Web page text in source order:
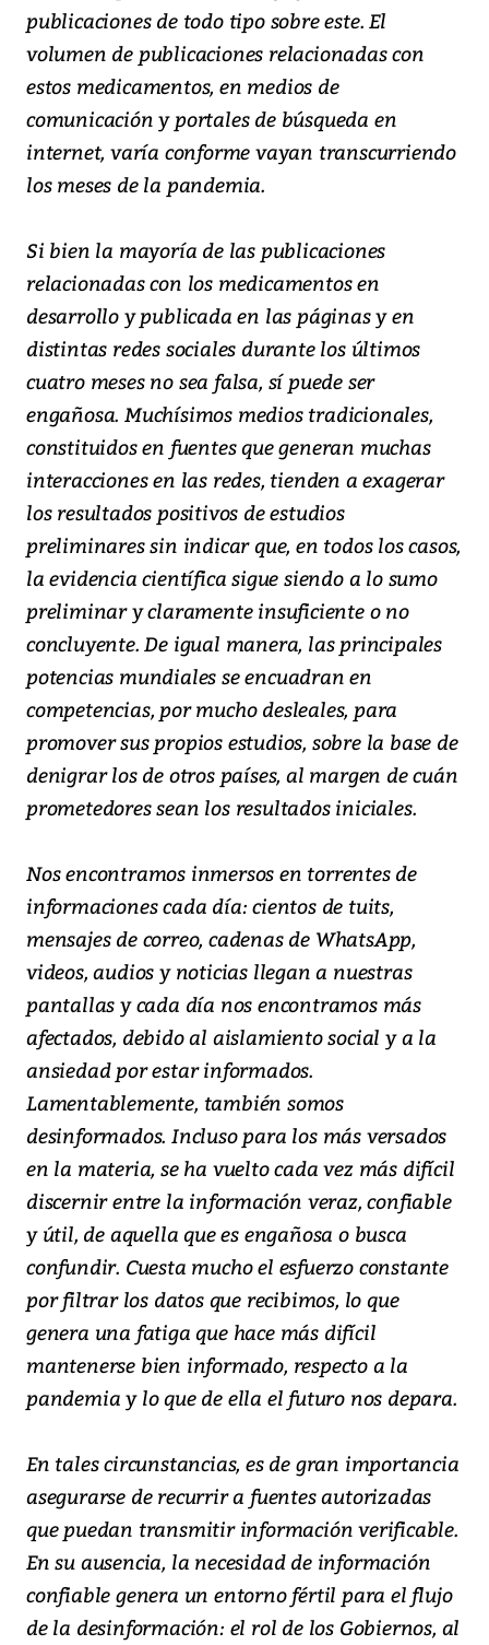
publicaciones de todo tipo sobre este. El
volumen de publicaciones relacionadas con
estos medicamentos, en medios de
comunicación y portales de búsqueda en
internet, varía conforme vayan transcurriendo
los meses de la pandemia.
Si bien la mayoría de las publicaciones
relacionadas con los medicamentos en
desarrollo y publicada en las páginas y en
distintas redes sociales durante los últimos
cuatro meses no sea falsa, sí puede ser
engañosa. Muchísimos medios tradicionales,
constituidos en fuentes que generan muchas
interacciones en las redes, tienden a exagerar
los resultados positivos de estudios
preliminares sin indicar que, en todos los casos,
la evidencia científica sigue siendo a lo sumo
preliminar y claramente insuficiente o no
concluyente. De igual manera, las principales
potencias mundiales se encuadran en
competencias, por mucho desleales, para
promover sus propios estudios, sobre la base de
denigrar los de otros países, al margen de cuán
prometedores sean los resultados iniciales.
Nos encontramos inmersos en torrentes de
informaciones cada día: cientos de tuits,
mensajes de correo, cadenas de WhatsApp,
videos, audios y noticias llegan a nuestras
pantallas y cada día nos encontramos más
afectados, debido al aislamiento social y a la
ansiedad por estar informados.
Lamentablemente, también somos
desinformados. Incluso para los más versados
en la materia, se ha vuelto cada vez más difícil
discernir entre la información veraz, confiable
y útil, de aquella que es engañosa o busca
confundir. Cuesta mucho el esfuerzo constante
por filtrar los datos que recibimos, lo que
genera una fatiga que hace más difícil
mantenerse bien informado, respecto a la
pandemia y lo que de ella el futuro nos depara.
En tales circunstancias, es de gran importancia
asegurarse de recurrir a fuentes autorizadas
que puedan transmitir información verificable.
En su ausencia, la necesidad de información
confiable genera un entorno fértil para el flujo
de la desinformación: el rol de los Gobiernos, al